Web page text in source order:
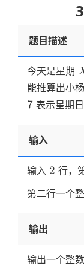
题目描述
今天是星期
能推算出小
7 表示星期日
输入
输入 2
2 行，
第二行一个
输出
输出一个整